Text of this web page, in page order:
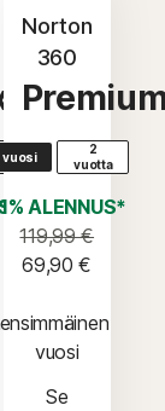
Norton
360
vuosi
2
vuotta
ALENNUS*
119,99 €
69,90 €
ensimmäinen
vuosi
Se